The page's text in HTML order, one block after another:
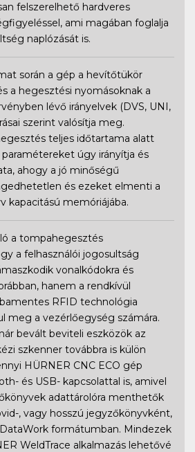
felszerelhető hardveres
ami magában foglalja
naplózását is.
során a gép a hevítőtükör
a hegesztési nyomásoknak a
lévő irányelvek (DVS, UNI,
szerint valósítja meg.
teljes időtartama alatt
úgy irányítja és
ahogy a jó minőségű
és ezeket elmenti a
kapacitású memóriájába.
a tompahegesztés
a felhasználói jogosultság
vonalkódokra és
hanem a rendkívül
RFID technológia
meg a vezérlőegység számára.
bevált beviteli eszközök az
szkenner továbbra is külön
HÜRNER CNC ECO gép
és USB- kapcsolattal is, amivel
adattárolóra menthetők
, vagy hosszú jegyzőkönyvként,
formátumban. Mindezek
WeldTrace alkalmazás lehetővé